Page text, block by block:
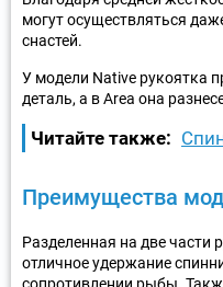
могут осуществляться
снастей.
У модели Native рукоятка
деталь, а в Area она
Читайте также:
Преимущества
Разделенная на две части
отличное удержание
сопротивлении рыбы.